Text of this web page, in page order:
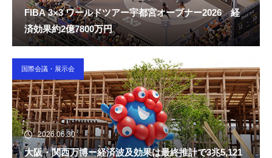
FIBA 3×3 ワールドツアー宇都宮オープナー2026 経
済効果約2億7800万円
国際会議・展示会
2026.06.30
大阪・関西万博ー経済波及効果は最終推計で3兆5,121